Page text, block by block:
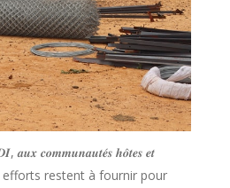
𝒂𝒖𝒙 𝒄𝒐𝒎𝒎𝒖𝒏𝒂𝒖𝒕𝒆́𝒔 𝒉𝒐̂𝒕𝒆𝒔 𝒆𝒕
efforts restent à fournir pour